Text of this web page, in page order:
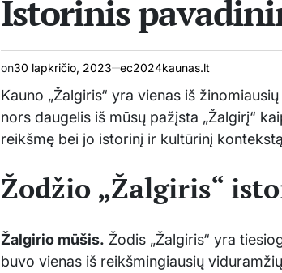
Istorinis
on30 lapkričio, 2023 ec2024kaunas.lt
Kauno „Žalgiris“ yra vienas iš
nors daugelis iš mūsų pažįsta „Žalgirį“
reikšmę bei jo istorinį ir kultūrinį
Žodžio „Žalgiris“
Žalgirio mūšis. Žodis „Žalgiris“ yra
buvo vienas iš reikšmingiausių